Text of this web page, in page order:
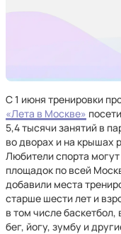
С 1 июня тренировки
«Лета в Москве»
5,4 тысячи занятий в
во дворах и на крышах
Любители спорта
площадок по всей
добавили места
старше шести лет и
в том числе
бег, йогу, зумбу и